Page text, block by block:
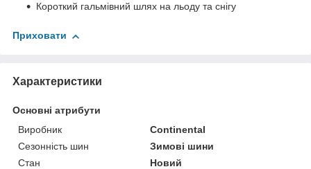
Короткий гальмівний шлях на льоду та снігу
Приховати
Характеристики
Основні атрибути
Виробник
Continental
Сезонність шин
Зимові шини
Стан
Новий